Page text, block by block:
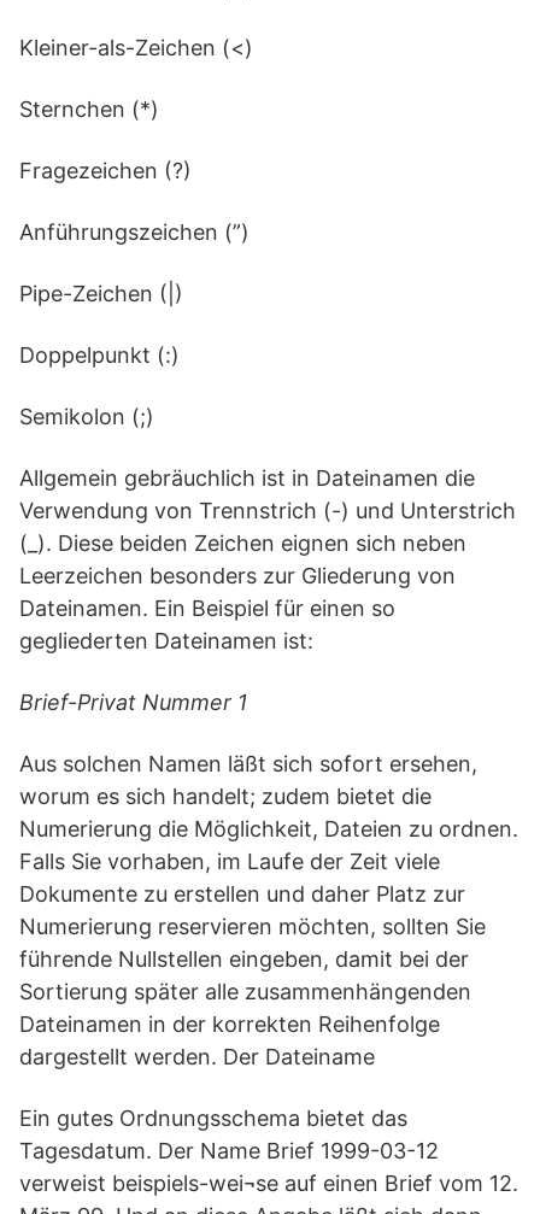
Kleiner-als-Zeichen (<)
Sternchen (*)
Fragezeichen (?)
Anführungszeichen (”)
Pipe-Zeichen (|)
Doppelpunkt (:)
Semikolon (;)
Allgemein gebräuchlich ist in Dateinamen die
Verwendung von Trennstrich (-) und Unterstrich
(_). Diese beiden Zeichen eignen sich neben
Leerzeichen besonders zur Gliederung von
Dateinamen. Ein Beispiel für einen so
gegliederten Dateinamen ist:
Brief-Privat Nummer 1
Aus solchen Namen läßt sich sofort ersehen,
worum es sich handelt; zudem bietet die
Numerierung die Möglichkeit, Dateien zu ordnen.
Falls Sie vorhaben, im Laufe der Zeit viele
Dokumente zu erstellen und daher Platz zur
Numerierung reservieren möchten, sollten Sie
führende Nullstellen eingeben, damit bei der
Sortierung später alle zusammenhängenden
Dateinamen in der korrekten Reihenfolge
dargestellt werden. Der Dateiname
Ein gutes Ordnungsschema bietet das
Tagesdatum. Der Name Brief 1999-03-12
verweist beispiels-wei¬se auf einen Brief vom 12.